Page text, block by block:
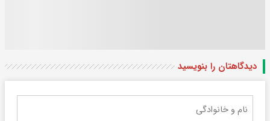
دیدگاهتان را بنویسید